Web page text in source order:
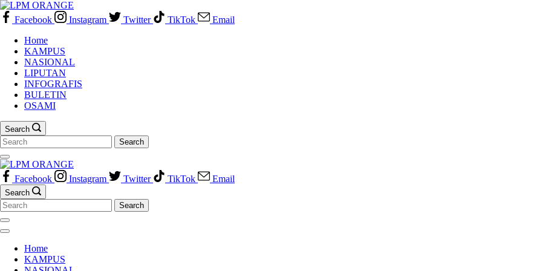
Skip
to
content
Facebook Instagram Twitter TikTok
Email
Home
KAMPUS
NASIONAL
LIPUTAN
INFOGRAFIS
BULETIN
OSAMI
Search
Search
for:
Facebook Instagram Twitter TikTok Email
Search
Search
for:
Home
KAMPUS